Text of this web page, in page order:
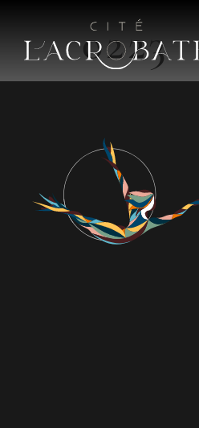
0223